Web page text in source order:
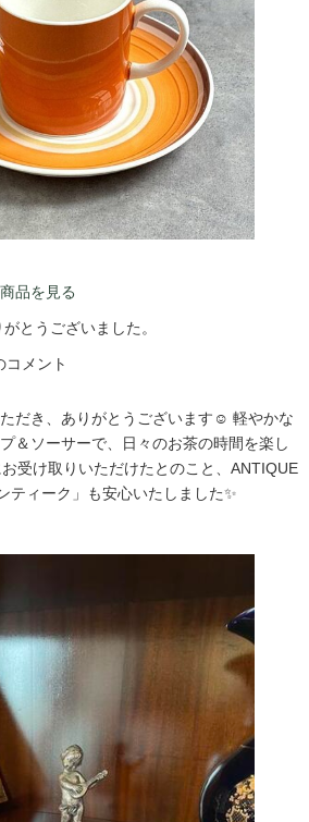
品を見る
とうございました。
コメント
だき、ありがとうございます☺️ 軽やかな
＆ソーサーで、日々のお茶の時間を楽し
受け取りいただけたとのこと、ANTIQUE
ティーク」も安心いたしました✨